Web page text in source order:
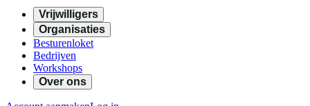
Vrijwilligers
Organisaties
Besturenloket
Bedrijven
Workshops
Over ons